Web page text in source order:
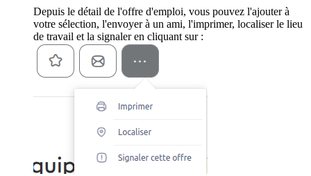
Depuis le détail de l'offre d'emploi, vous pouvez l'ajouter à
votre sélection, l'envoyer à un ami, l'imprimer, localiser le lieu
de travail et la signaler en cliquant sur :